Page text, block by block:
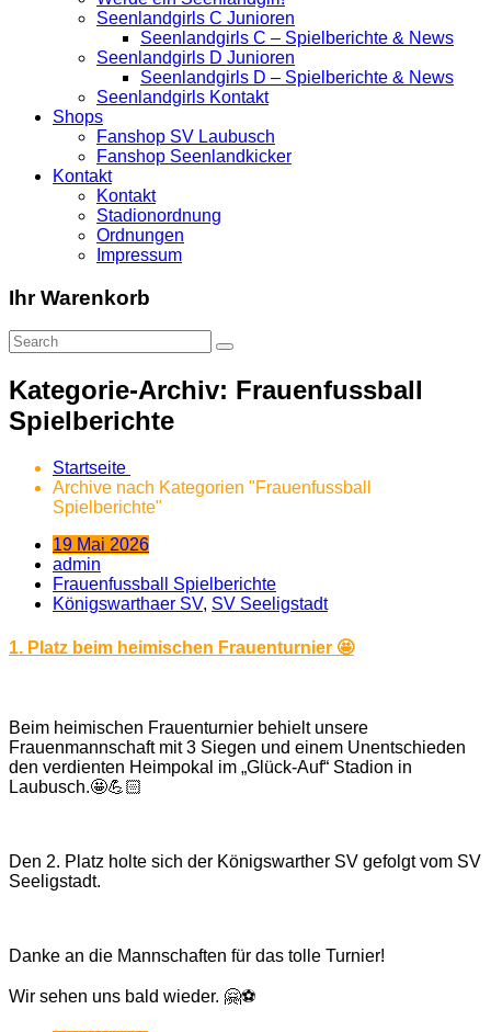
Seenlandgirls C Junioren
Seenlandgirls C – Spielberichte & News
Seenlandgirls D Junioren
Seenlandgirls D – Spielberichte & News
Seenlandgirls Kontakt
Shops
Fanshop SV Laubusch
Fanshop Seenlandkicker
Kontakt
Kontakt
Stadionordnung
Ordnungen
Impressum
Ihr Warenkorb
Kategorie-Archiv: Frauenfussball
Spielberichte
Startseite
Archive nach Kategorien "Frauenfussball
Spielberichte"
19 Mai 2026
admin
Frauenfussball Spielberichte
Königswarthaer SV, SV Seeligstadt
1. Platz beim heimischen Frauenturnier 🤩
Beim heimischen Frauenturnier behielt unsere
Frauenmannschaft mit 3 Siegen und einem Unentschieden
den verdienten Heimpokal im „Glück-Auf“ Stadion in
Laubusch.🤩💪🏻
Den 2. Platz holte sich der Königswarther SV gefolgt vom SV
Seeligstadt.
Danke an die Mannschaften für das tolle Turnier!
Wir sehen uns bald wieder. 🤗⚽